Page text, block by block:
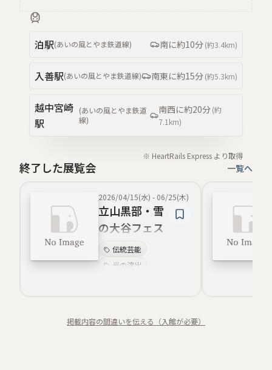
泊駅(あいの風とやま鉄道線) 南に約10分(約3.4km)
入善駅(あいの風とやま鉄道線) 南東に約15分(約5.3km)
越中宮崎
駅
(あいの風とやま鉄道
線)
南西に約20分(約
7.1km)
※ HeartRails Express より取得
終了した展覧会 一覧へ
2026/04/15(水) - 06/25(木)
立山黒部・雪
の大谷フェス
ティバル
伝統芸能
光の演出
春景色
掲載内容の間違いを伝える（入館が必要）